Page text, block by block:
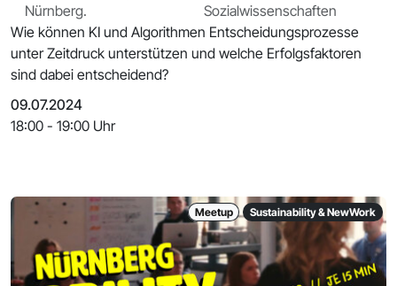
Nürnberg.
Sozialwissenschaften
Wie können KI und Algorithmen Entscheidungsprozesse
unter Zeitdruck unterstützen und welche Erfolgsfaktoren
sind dabei entscheidend?
09.07.2024
18:00 - 19:00 Uhr
Meetup Sustainability & NewWork